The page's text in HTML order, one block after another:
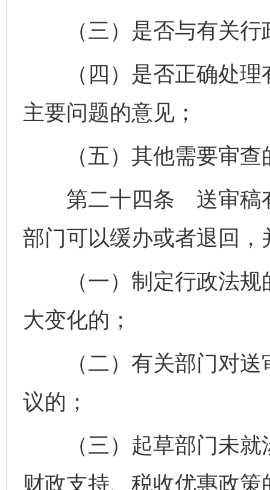
（三）是否与有关行
（四）是否正确处理
主要问题的意见；
（五）其他需要审查
第二十四条 送审稿有
部门可以缓办或者退回
（一）制定行政法规
大变化的；
（二）有关部门对送
议的；
（三）起草部门未就
财政支持、税收优惠政